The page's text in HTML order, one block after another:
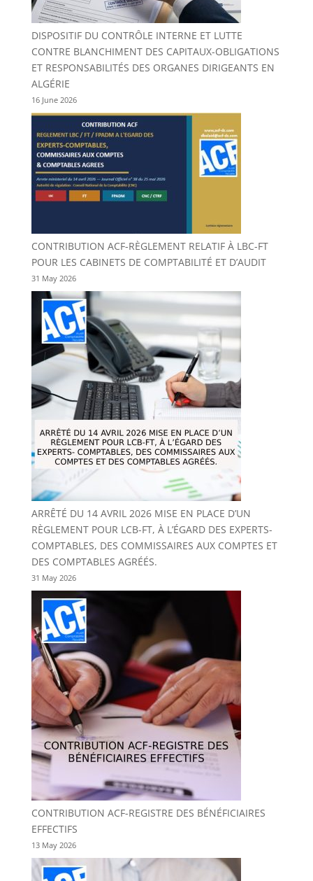
DISPOSITIF DU CONTRÔLE INTERNE ET LUTTE
CONTRE BLANCHIMENT DES CAPITAUX-OBLIGATIONS
ET RESPONSABILITÉS DES ORGANES DIRIGEANTS EN
ALGÉRIE
16 June 2026
CONTRIBUTION ACF-RÈGLEMENT RELATIF À LBC-FT
POUR LES CABINETS DE COMPTABILITÉ ET D’AUDIT
31 May 2026
ARRÊTÉ DU 14 AVRIL 2026 MISE EN PLACE D’UN
RÈGLEMENT POUR LCB-FT, À L’ÉGARD DES EXPERTS-
COMPTABLES, DES COMMISSAIRES AUX COMPTES ET
DES COMPTABLES AGRÉÉS.
31 May 2026
CONTRIBUTION ACF-REGISTRE DES BÉNÉFICIAIRES
EFFECTIFS
13 May 2026